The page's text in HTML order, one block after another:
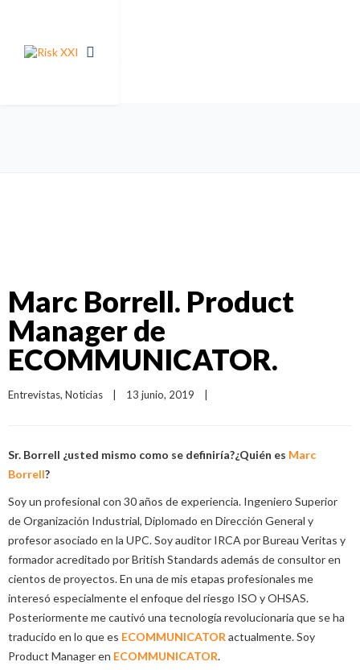
Marc Borrell. Product
Manager de
ECOMMUNICATOR.
Entrevistas, Noticias 13 junio, 2019
Sr. Borrell ¿usted mismo como se definiría?¿Quién es Marc
Borrell?
Soy un profesional con 30 años de experiencia. Ingeniero Superior
de Organización Industrial, Diplomado en Dirección General y
profesor asociado en la UPC. Soy auditor IRCA por Bureau Veritas y
formador acreditado por British Standards además de consultor en
cientos de proyectos. En una de mis etapas profesionales me
interesó especialmente el enfoque del riesgo ISO y OHSAS.
Posteriormente me cautivó una tecnología revolucionaria que se ha
traducido en lo que es ECOMMUNICATOR actualmente. Soy
Product Manager en ECOMMUNICATOR.